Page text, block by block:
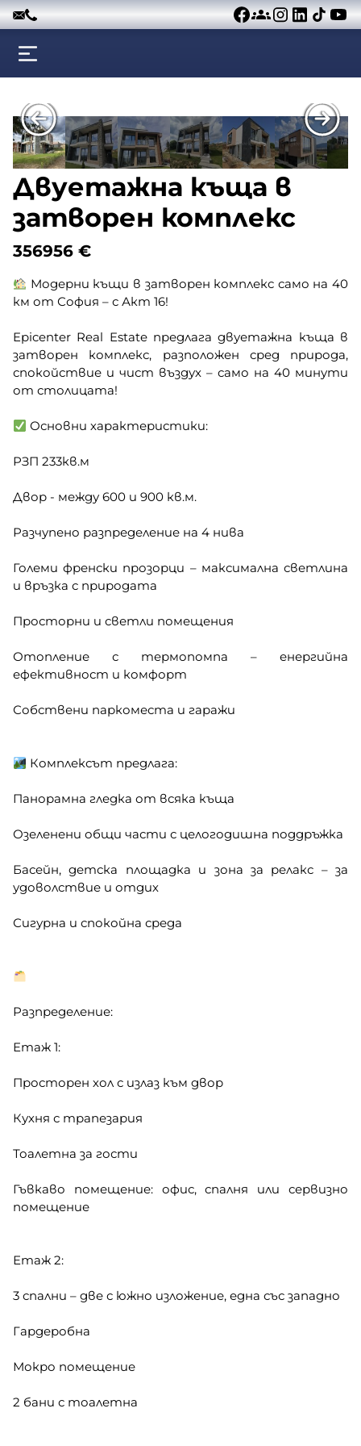
Към съдържанието
Двуетажна къща в
затворен комплекс
356956 €
Модерни къщи в затворен комплекс само на 40
км от София – с Акт 16!
Epicenter Real Estate предлага двуетажна къща в
затворен комплекс, разположен сред природа,
спокойствие и чист въздух – само на 40 минути
от столицата!
Основни характеристики:
РЗП 233кв.м
Двор - между 600 и 900 кв.м.
Разчупено разпределение на 4 нива
Големи френски прозорци – максимална светлина
и връзка с природата
Просторни и светли помещения
Отопление с термопомпа – енергийна
ефективност и комфорт
Собствени паркоместа и гаражи
Комплексът предлага:
Панорамна гледка от всяка къща
Озеленени общи части с целогодишна поддръжка
Басейн, детска площадка и зона за релакс – за
удоволствие и отдих
Сигурна и спокойна среда
Разпределение:
Етаж 1:
Просторен хол с излаз към двор
Кухня с трапезария
Тоалетна за гости
Гъвкаво помещение: офис, спалня или сервизно
помещение
Етаж 2:
3 спални – две с южно изложение, една със западно
Гардеробна
Мокро помещение
2 бани с тоалетна